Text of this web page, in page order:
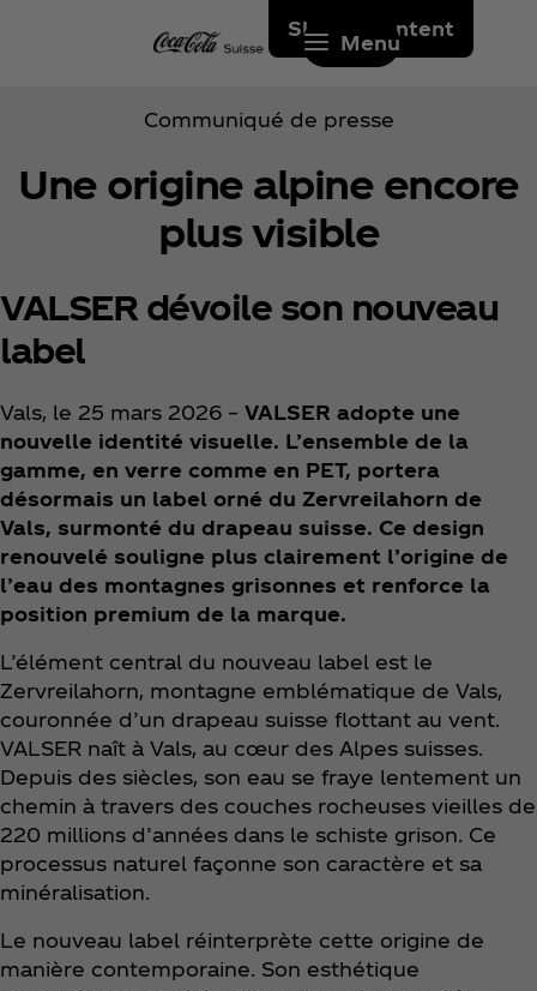
Skip to content
Menu
Communiqué de presse
Une origine alpine encore
plus visible
VALSER dévoile son nouveau
label
Vals, le 25 mars 2026 – VALSER adopte une
nouvelle identité visuelle. L’ensemble de la
gamme, en verre comme en PET, portera
désormais un label orné du Zervreilahorn de
Vals, surmonté du drapeau suisse. Ce design
renouvelé souligne plus clairement l’origine de
l’eau des montagnes grisonnes et renforce la
position premium de la marque.
L’élément central du nouveau label est le
Zervreilahorn, montagne emblématique de Vals,
couronnée d’un drapeau suisse flottant au vent.
VALSER naît à Vals, au cœur des Alpes suisses.
Depuis des siècles, son eau se fraye lentement un
chemin à travers des couches rocheuses vieilles de
220 millions d’années dans le schiste grison. Ce
processus naturel façonne son caractère et sa
minéralisation.
Le nouveau label réinterprète cette origine de
manière contemporaine. Son esthétique